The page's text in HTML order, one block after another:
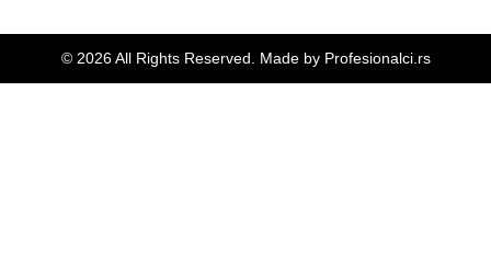
© 2026 All Rights Reserved. Made by Profesionalci.rs